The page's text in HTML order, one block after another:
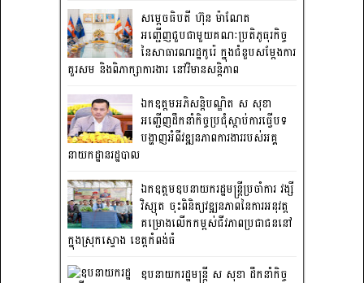
សម្តេចធិបតី ហ៊ុន ម៉ាណែត
អញ្ជើញជួបជាមួយគណៈប្រតិភូធុរកិច្ច
នៃសាធារណរដ្ឋកូរ៉េ ក្នុងជំនួបសម្តែងការ
គួរសម និងពិភាក្សាការងារ នៅវិមានសន្តិភាព
ឯកឧត្តមអភិសន្តិបណ្ឌិត ស សុខា
អញ្ជើញដឹកនាំកិច្ចប្រជុំស្តាប់ការធ្វើបទ
បង្ហាញអំពីវឌ្ឍនភាពការងាររបស់អគ្គ
នាយកដ្ឋានរដ្ឋបាល
ឯកឧត្តមឧបនាយករដ្ឋមន្រ្តីប្រចាំការ វង្សី
វិស្សុត ចុះពិនិត្យវឌ្ឍនភាពនៃការអនុវត្ត
គម្រោងលើកកម្ពស់ជីវភាពប្រជាជននៅ
ក្នុងស្រុកស្ទោង ខេត្តកំពង់ធំ
ឧបនាយករដ្ឋមន្ត្រី ស សុខា ដឹកនាំកិច្ច